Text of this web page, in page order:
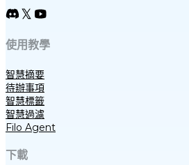
使用教學
智慧摘要
待辦事項
智慧標籤
智慧過濾
Filo Agent
下載